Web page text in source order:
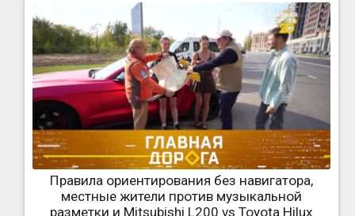
Правила ориентирования без навигатора,
местные жители против музыкальной
разметки и Mitsubishi L200 vs Toyota Hilux